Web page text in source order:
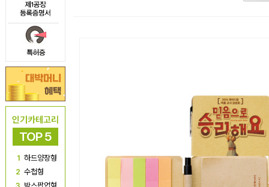
인기카테고리
TOP 5
1 하드양장형
2 수첩형